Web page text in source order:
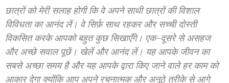
छात्रों को मेरी सलाह होगी कि वे अपने साथी छात्रों की विशाल
विविधता का आनंद लें। वे सिर्फ़ साथ रहकर और सच्ची दोस्ती
विकसित करके आपको बहुत कुछ सिखाएँगे। एक-दूसरे से असहज
और अच्छे सवाल पूछें। खेलें और आनंद लें। यह आपके जीवन का
सबसे अच्छा समय है और यह आपके द्वारा किए जाने वाले हर काम को
आकार देगा क्योंकि आप अपने रचनात्मक और अनूठे तरीके से आगे